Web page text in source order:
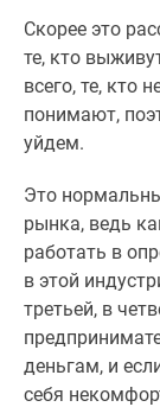
Экспертиза
новостроек
Эксперты
авторы
проекте
Контакты
Реклама
сайте
Дзен
Машино-
Скорее это
те, кто
всего, те, кто
понимают,
уйдем.
Это
рынка, ведь
работать в
в этой
третьей, в
деньгам, и
себя